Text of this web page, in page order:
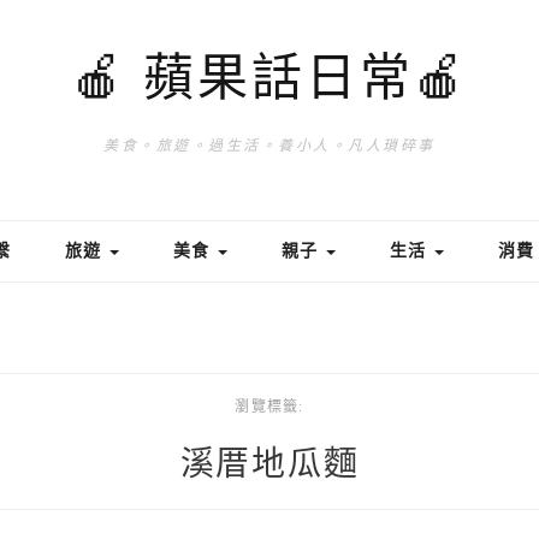
🍎 蘋果話日常🍎
美食。旅遊。過生活。養小人。凡人瑣碎事
旅遊 美食 親子 生活 消費
瀏覽標籤:
溪厝地瓜麵